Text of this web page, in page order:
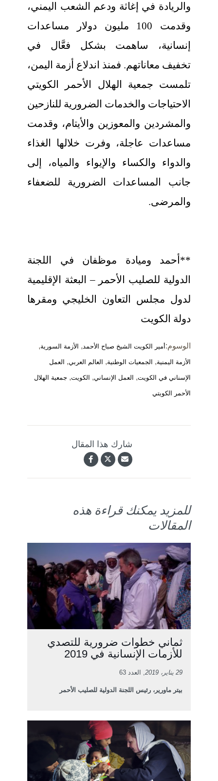
والريادة في إغاثة ودعم الشعب اليمني،
وقدمت 100 مليون دولار مساعدات
إنسانية، ساهمت بشكل فعَّال في
تخفيف معاناتهم. فمنذ اندلاع أزمة اليمن،
تلمست جمعية الهلال الأحمر الكويتي
الاحتياجات والخدمات الضرورية للنازحين
والمشردين والمعوزين والأيتام، وقدمت
مساعدات عاجلة، وفرت خلالها الغذاء
والدواء والكساء والإيواء والمياه، إلى
جانب المساعدات الضرورية للضعفاء
والمرضى.
**أحمد وميادة موظفان في اللجنة
الدولية للصليب الأحمر – البعثة الإقليمية
لدول مجلس التعاون الخليجي ومقرها
دولة الكويت
الوسوم:أمير الكويت الشيخ صباح الأحمد, الأزمة السورية,
الأزمة اليمنية, الجمعيات الوطنية, العالم العربي, العمل
الإسناني في الكويت, العمل الإنساني, الكويت, جمعية الهلال
الأحمر الكويتي
شارك هذا المقال
للمزيد يمكنك قراءة هذه
المقالات
ثماني خطوات ضرورية للتصدي
للأزمات الإنسانية في 2019
29 يناير، 2019 , العدد 63
بيتر ماورير، رئيس اللجنة الدولية للصليب الأحمر